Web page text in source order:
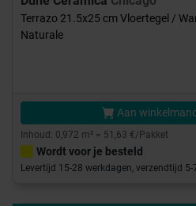
Terrazo 21.5x25 cm Vloertegel /
Naturale
Aan
Inhoud: 0,972 m² = 51,63 €/Pakket
Wordt voor je besteld
Levertijd 15-28 werkdagen, verzendtijd 5-